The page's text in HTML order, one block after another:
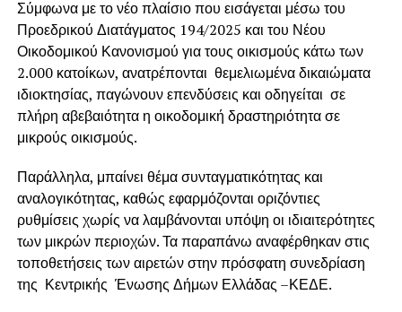
Σύμφωνα με το νέο πλαίσιο που εισάγεται μέσω του
Προεδρικού Διατάγματος 194/2025 και του Νέου
Οικοδομικού Κανονισμού για τους οικισμούς κάτω των
2.000 κατοίκων, ανατρέπονται θεμελιωμένα δικαιώματα
ιδιοκτησίας, παγώνουν επενδύσεις και οδηγείται σε
πλήρη αβεβαιότητα η οικοδομική δραστηριότητα σε
μικρούς οικισμούς.
Παράλληλα, μπαίνει θέμα συνταγματικότητας και
αναλογικότητας, καθώς εφαρμόζονται οριζόντιες
ρυθμίσεις χωρίς να λαμβάνονται υπόψη οι ιδιαιτερότητες
των μικρών περιοχών. Τα παραπάνω αναφέρθηκαν στις
τοποθετήσεις των αιρετών στην πρόσφατη συνεδρίαση
της Κεντρικής Ένωσης Δήμων Ελλάδας –ΚΕΔΕ.